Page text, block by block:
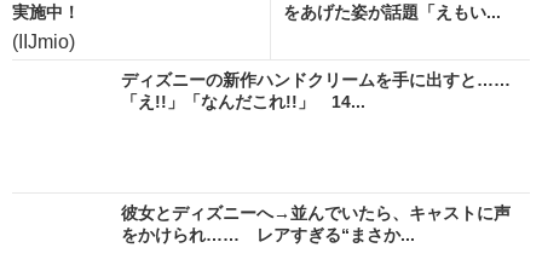
実施中！
(IIJmio)
をあげた姿が話題「えもい...
ディズニーの新作ハンドクリームを手に出すと……
「え!!」「なんだこれ!!」 14...
彼女とディズニーへ→並んでいたら、キャストに声
をかけられ…… レアすぎる“まさか...